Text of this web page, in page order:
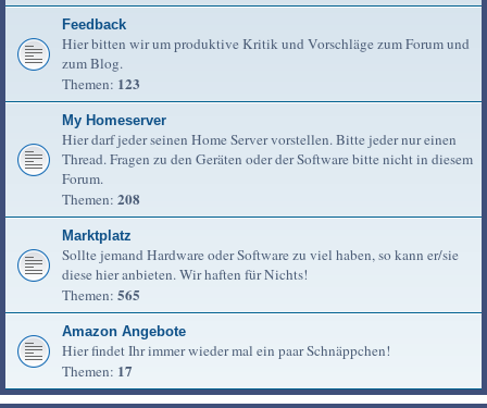
Feedback
Hier bitten wir um produktive Kritik und Vorschläge zum Forum und
zum Blog.
Themen: 123
My Homeserver
Hier darf jeder seinen Home Server vorstellen. Bitte jeder nur einen
Thread. Fragen zu den Geräten oder der Software bitte nicht in diesem
Forum.
Themen: 208
Marktplatz
Sollte jemand Hardware oder Software zu viel haben, so kann er/sie
diese hier anbieten. Wir haften für Nichts!
Themen: 565
Amazon Angebote
Hier findet Ihr immer wieder mal ein paar Schnäppchen!
Themen: 17